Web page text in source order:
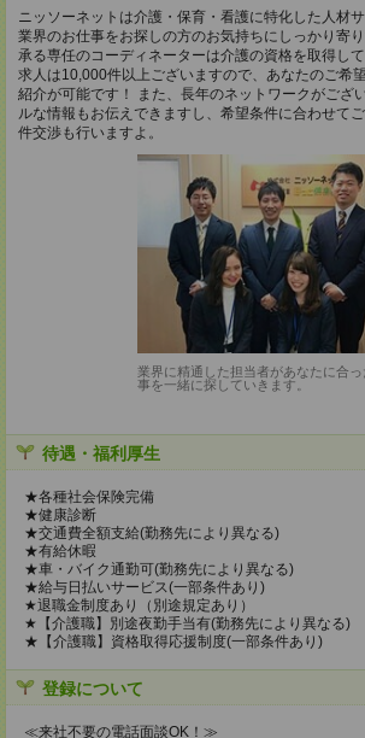
ニッソーネットは介護・保育・看護に特化した人材
業界のお仕事をお探しの方のお気持ちにしっかり寄
承る専任のコーディネーターは介護の資格を取得し
求人は10,000件以上ございますので、あなたのご希
紹介が可能です！ また、長年のネットワークがござ
ルな情報もお伝えできますし、希望条件に合わせて
件交渉も行いますよ。
業界に精通した担当者があなたに合
事を一緒に探していきます。
待遇・福利厚生
★各種社会保険完備
★健康診断
★交通費全額支給(勤務先により異なる)
★有給休暇
★車・バイク通勤可(勤務先により異なる)
★給与日払いサービス(一部条件あり)
★退職金制度あり（別途規定あり）
★【介護職】別途夜勤手当有(勤務先により異なる)
★【介護職】資格取得応援制度(一部条件あり)
登録について
≪来社不要の電話面談OK！≫